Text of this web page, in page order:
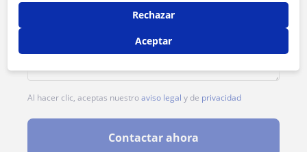
Al hacer clic, aceptas nuestroaviso legal y de privacidad
Contactar ahora
Rechazar
Aceptar